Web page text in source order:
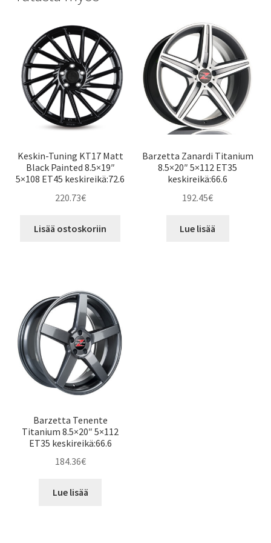
Keskin-Tuning KT17 Matt
Black Painted 8.5×19″
5×108 ET45 keskireikä:72.6
220.73€
Lisää ostoskoriin
Barzetta Zanardi Titanium
8.5×20″ 5×112 ET35
keskireikä:66.6
192.45€
Lue lisää
Barzetta Tenente
Titanium 8.5×20″ 5×112
ET35 keskireikä:66.6
184.36€
Lue lisää